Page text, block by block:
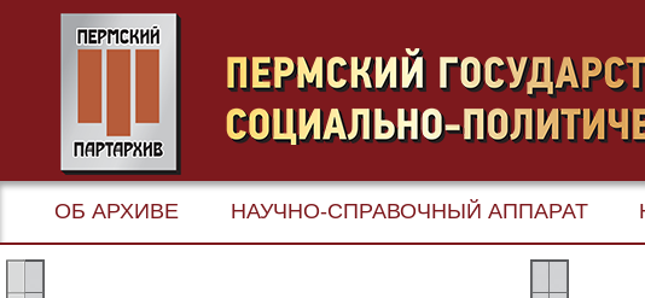
ОБ АРХИВЕ НАУЧНО-СПРАВОЧНЫЙ АППАРАТ